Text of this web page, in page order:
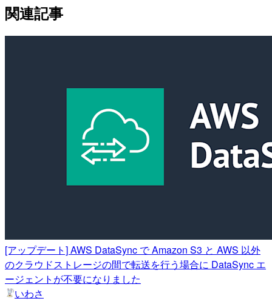
関連記事
[アップデート] AWS DataSync で Amazon S3 と AWS 以外
のクラウドストレージの間で転送を行う場合に DataSync エ
ージェントが不要になりました
いわさ